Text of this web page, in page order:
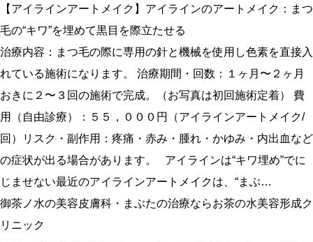
【アイラインアートメイク】アイラインのアートメイク：まつ
毛の“キワ”を埋めて黒目を際立たせる
治療内容：まつ毛の際に専用の針と機械を使用し色素を直接入
れている施術になります。 治療期間・回数：１ヶ月〜２ヶ月
おきに２〜３回の施術で完成。（お写真は初回施術定着） 費
用（自由診療）：５５，０００円（アイラインアートメイク/
回）リスク・副作用：疼痛・赤み・腫れ・かゆみ・内出血など
の症状が出る場合があります。 アイラインは“キワ埋め”でに
じませない最近のアイラインアートメイクは、“まぶ…
御茶ノ水の美容皮膚科・まぶたの治療ならお茶の水美容形成ク
リニック